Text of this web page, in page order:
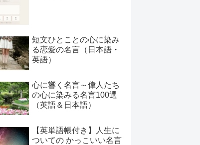
短文ひとことの心に染み
る恋愛の名言（日本語・
英語）
心に響く名言～偉人たち
の心に染みる名言100選
（英語＆日本語）
【英単語帳付き】人生に
ついての かっこいい名言